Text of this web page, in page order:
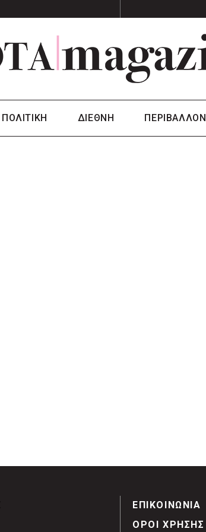
ΠΟΛΙΤΙΚΗ ΔΙΕΘΝΗ ΠΕΡΙΒΑΛΛΟΝ
ΕΠΙΚΟΙΝΩΝΙΑ
ΟΡΟΙ ΧΡΗΣΗΣ